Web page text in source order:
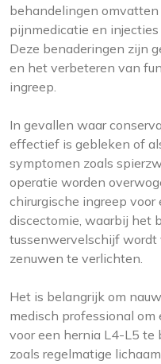
behandelingen
pijnmedicatie en
Deze benaderingen zijn
en het verbeteren van
ingreep.
In gevallen waar
effectief is gebleken of
symptomen zoals
operatie worden
chirurgische ingreep
discectomie, waarbij het
tussenwervelschijf wordt
zenuwen te verlichten.
Het is belangrijk om
medisch professional
voor een hernia L4-L5 te
zoals regelmatige